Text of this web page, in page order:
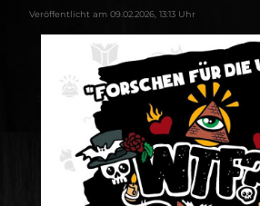
Veröffentlicht am 09.02.2026, 13:13 Uhr